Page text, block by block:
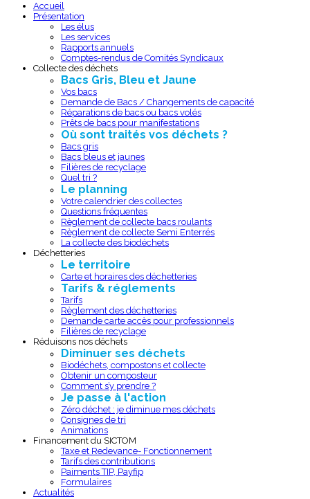
Accueil
Présentation
Les élus
Les services
Rapports annuels
Comptes-rendus de Comités Syndicaux
Collecte des déchets
Bacs Gris, Bleu et Jaune
Vos bacs
Demande de Bacs / Changements de capacité
Réparations de bacs ou bacs volés
Prêts de bacs pour manifestations
Où sont traités vos déchets ?
Bacs gris
Bacs bleus et jaunes
Filières de recyclage
Quel tri ?
Le planning
Votre calendrier des collectes
Questions fréquentes
Règlement de collecte bacs roulants
Règlement de collecte Semi Enterrés
La collecte des biodéchets
Déchetteries
Le territoire
Carte et horaires des déchetteries
Tarifs & réglements
Tarifs
Règlement des déchetteries
Demande carte accès pour professionnels
Filières de recyclage
Réduisons nos déchets
Diminuer ses déchets
Biodéchets, compostons et collecte
Obtenir un composteur
Comment s’y prendre ?
Je passe à l'action
Zéro déchet : je diminue mes déchets
Consignes de tri
Animations
Financement du SICTOM
Taxe et Redevance- Fonctionnement
Tarifs des contributions
Paiments TIP, Payfip
Formulaires
Actualités